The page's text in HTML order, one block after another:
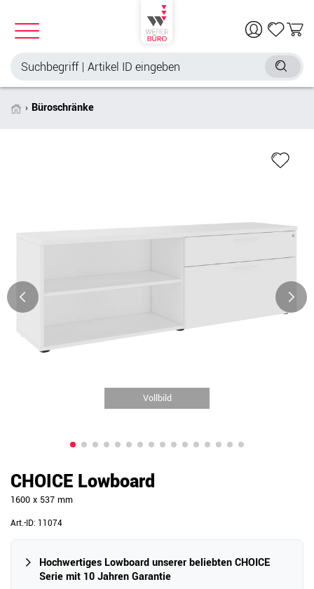
Büroschränke
Vollbild
CHOICE Lowboard
1600 x 537 mm
Art.-ID: 11074
Hochwertiges Lowboard unserer beliebten CHOICE
Serie mit 10 Jahren Garantie